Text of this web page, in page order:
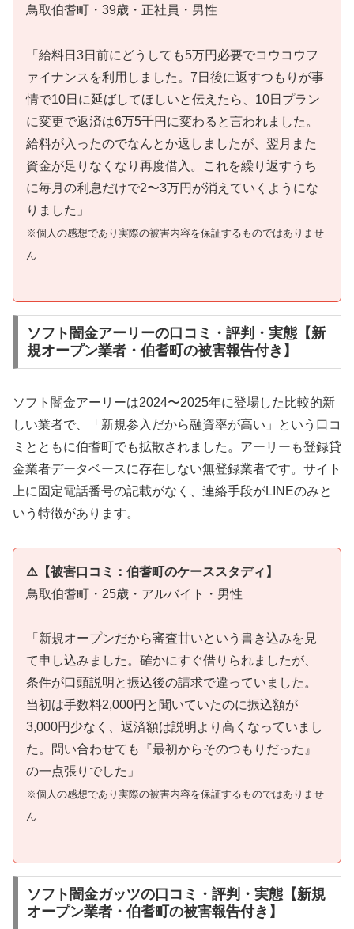
鳥取伯耆町・39歳・正社員・男性
「給料日3日前にどうしても5万円必要でコウコウフ
ァイナンスを利用しました。7日後に返すつもりが事
情で10日に延ばしてほしいと伝えたら、10日プラン
に変更で返済は6万5千円に変わると言われました。
給料が入ったのでなんとか返しましたが、翌月また
資金が足りなくなり再度借入。これを繰り返すうち
に毎月の利息だけで2〜3万円が消えていくようにな
りました」
※個人の感想であり実際の被害内容を保証するものではありませ
ん
ソフト闇金アーリーの口コミ・評判・実態【新
規オープン業者・伯耆町の被害報告付き】
ソフト闇金アーリーは2024〜2025年に登場した比較的新
しい業者で、「新規参入だから融資率が高い」という口コ
ミとともに伯耆町でも拡散されました。アーリーも登録貸
金業者データベースに存在しない無登録業者です。サイト
上に固定電話番号の記載がなく、連絡手段がLINEのみと
いう特徴があります。
⚠️【被害口コミ：伯耆町のケーススタディ】
鳥取伯耆町・25歳・アルバイト・男性
「新規オープンだから審査甘いという書き込みを見
て申し込みました。確かにすぐ借りられましたが、
条件が口頭説明と振込後の請求で違っていました。
当初は手数料2,000円と聞いていたのに振込額が
3,000円少なく、返済額は説明より高くなっていまし
た。問い合わせても『最初からそのつもりだった』
の一点張りでした」
※個人の感想であり実際の被害内容を保証するものではありませ
ん
ソフト闇金ガッツの口コミ・評判・実態【新規
オープン業者・伯耆町の被害報告付き】